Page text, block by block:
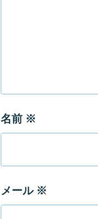
名前 ※
メール ※